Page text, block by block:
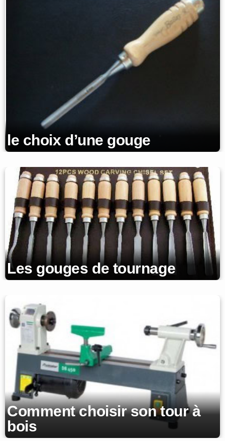
le choix d’une gouge
Les gouges de tournage
Comment choisir son tour à
bois